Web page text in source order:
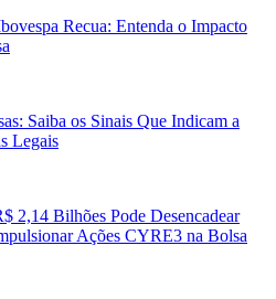
Recua: Entenda o Impacto
Saiba os Sinais Que Indicam a
Legais
2,14 Bilhões Pode Desencadear
Ações CYRE3 na Bolsa